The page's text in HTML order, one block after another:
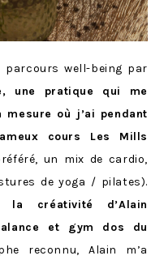
parcours well-being par
une pratique qui me
où j’ai pendant
cours Les Mills
un mix de cardio,
de yoga / pilates).
la créativité d’Alain
et gym dos du
reconnu, Alain m’a